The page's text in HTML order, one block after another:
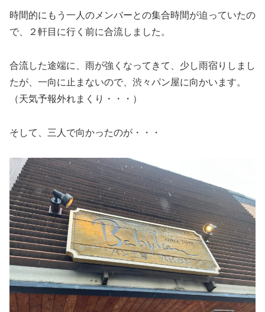
時間的にもう一人のメンバーとの集合時間が迫っていたの
で、２軒目に行く前に合流しました。
合流した途端に、雨が強くなってきて、少し雨宿りしまし
たが、一向に止まないので、渋々パン屋に向かいます。
（天気予報外れまくり・・・）
そして、三人で向かったのが・・・